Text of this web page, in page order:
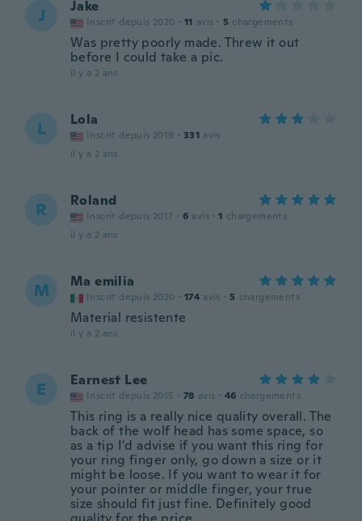
J Jake
Inscrit depuis 2020 · 11 avis · 5 chargements
Was pretty poorly made. Threw it out
before I could take a pic.
il y a 2 ans
L Lola
Inscrit depuis 2019 · 331 avis
il y a 2 ans
R Roland
Inscrit depuis 2017 · 6 avis · 1 chargements
il y a 2 ans
M Ma emilia
Inscrit depuis 2020 · 174 avis · 5 chargements
Material resistente
il y a 2 ans
E Earnest Lee
Inscrit depuis 2015 · 78 avis · 46 chargements
This ring is a really nice quality overall. The
back of the wolf head has some space, so
as a tip I'd advise if you want this ring for
your ring finger only, go down a size or it
might be loose. If you want to wear it for
your pointer or middle finger, your true
size should fit just fine. Definitely good